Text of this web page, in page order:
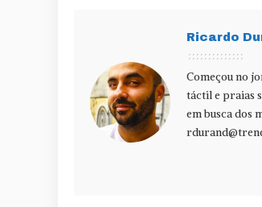
Ricardo
Começou no
táctil e praias
em busca dos